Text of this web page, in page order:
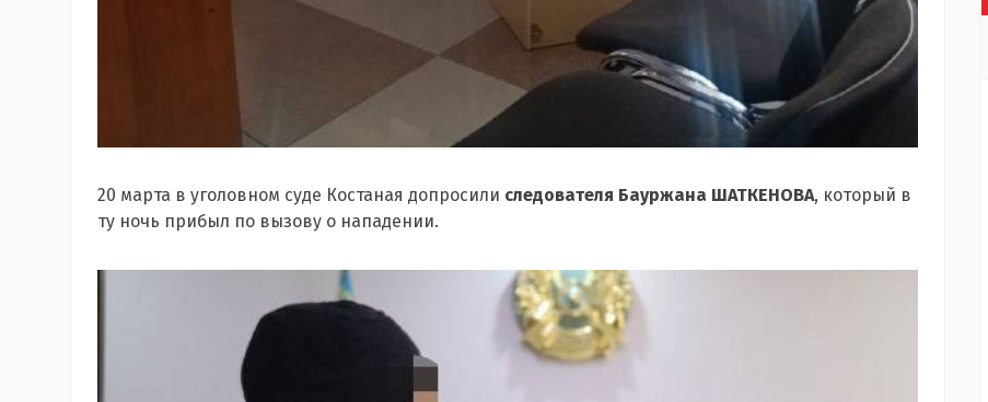
20 марта в уголовном суде Костаная допросили следователя Бауржана ШАТКЕНОВА, который в
ту ночь прибыл по вызову о нападении.